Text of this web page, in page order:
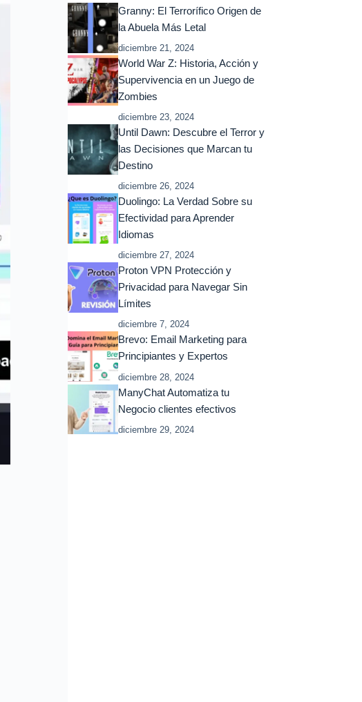
Granny: El Terrorífico Origen de
la Abuela Más Letal
diciembre 21, 2024
World War Z: Historia, Acción y
Supervivencia en un Juego de
Zombies
diciembre 23, 2024
Until Dawn: Descubre el Terror y
las Decisiones que Marcan tu
Destino
diciembre 26, 2024
Duolingo: La Verdad Sobre su
Efectividad para Aprender
Idiomas
diciembre 27, 2024
Proton VPN Protección y
Privacidad para Navegar Sin
Límites
diciembre 7, 2024
Brevo: Email Marketing para
Principiantes y Expertos
diciembre 28, 2024
ManyChat Automatiza tu
Negocio clientes efectivos
diciembre 29, 2024